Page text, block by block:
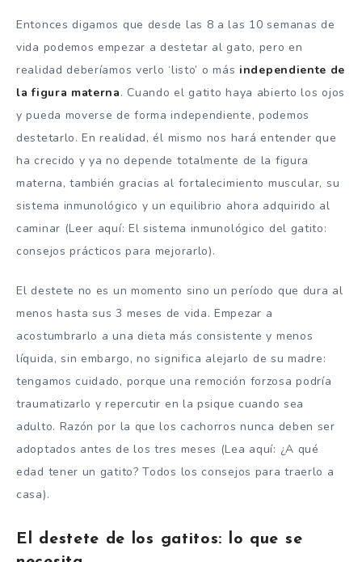
Entonces digamos que desde las 8 a las 10 semanas de
vida podemos empezar a destetar al gato, pero en
realidad deberíamos verlo ‘listo’ o más independiente de
la figura materna. Cuando el gatito haya abierto los ojos
y pueda moverse de forma independiente, podemos
destetarlo. En realidad, él mismo nos hará entender que
ha crecido y ya no depende totalmente de la figura
materna, también gracias al fortalecimiento muscular, su
sistema inmunológico y un equilibrio ahora adquirido al
caminar (Leer aquí: El sistema inmunológico del gatito:
consejos prácticos para mejorarlo).
El destete no es un momento sino un período que dura al
menos hasta sus 3 meses de vida. Empezar a
acostumbrarlo a una dieta más consistente y menos
líquida, sin embargo, no significa alejarlo de su madre:
tengamos cuidado, porque una remoción forzosa podría
traumatizarlo y repercutir en la psique cuando sea
adulto. Razón por la que los cachorros nunca deben ser
adoptados antes de los tres meses (Lea aquí: ¿A qué
edad tener un gatito? Todos los consejos para traerlo a
casa).
El destete de los gatitos: lo que se